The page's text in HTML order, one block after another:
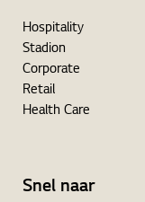
Hospitality
Stadion
Corporate
Retail
Health Care
Snel naar